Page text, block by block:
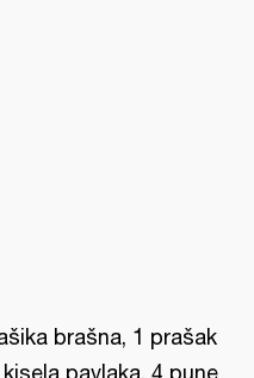
brašna, 1 prašak
pavlaka, 4 pune